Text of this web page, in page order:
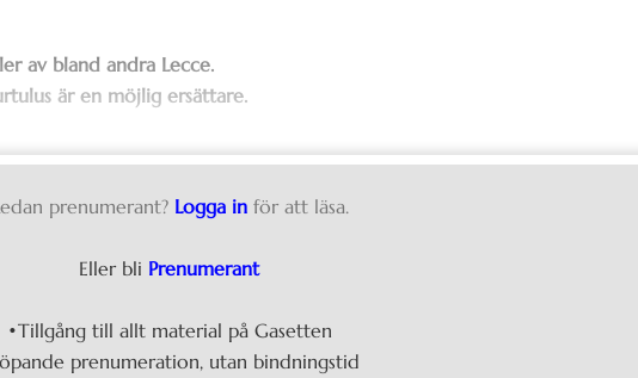
av bland andra Lecce.
är en möjlig ersättare.
prenumerant? Logga in för att läsa.
Eller bli Prenumerant
•Tillgång till allt material på Gasetten
prenumeration, utan bindningstid